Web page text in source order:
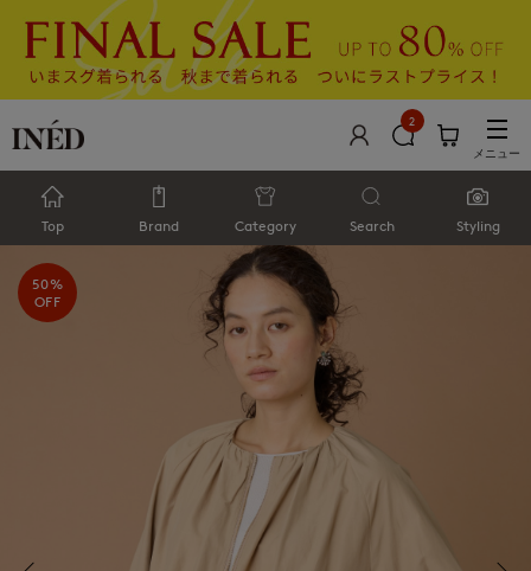
2
メニュー
Top Brand Category Search Styling
50%
OFF